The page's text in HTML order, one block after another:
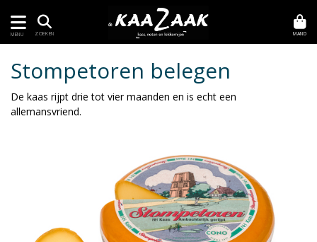
MENU ZOEKEN MAND
Stompetoren belegen
De kaas rijpt drie tot vier maanden en is echt een
allemansvriend.